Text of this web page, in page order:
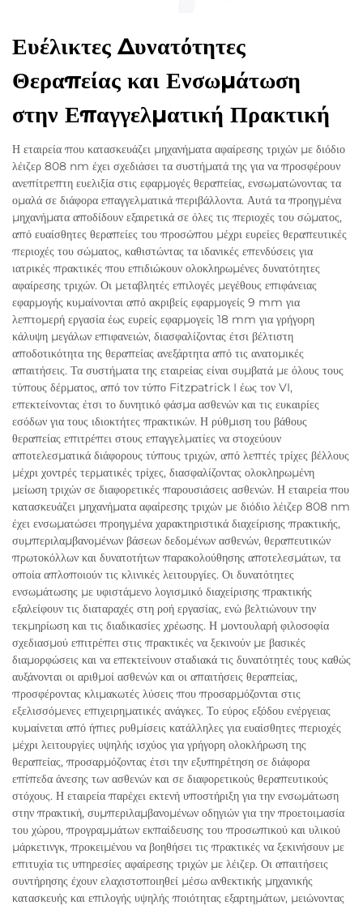
Ευέλικτες Δυνατότητες
Θεραπείας και Ενσωμάτωση
στην Επαγγελματική Πρακτική
Η εταιρεία που κατασκευάζει μηχανήματα αφαίρεσης τριχών με διόδιο
λέιζερ 808 nm έχει σχεδιάσει τα συστήματά της για να προσφέρουν
ανεπίτρεπτη ευελιξία στις εφαρμογές θεραπείας, ενσωματώνοντας τα
ομαλά σε διάφορα επαγγελματικά περιβάλλοντα. Αυτά τα προηγμένα
μηχανήματα αποδίδουν εξαιρετικά σε όλες τις περιοχές του σώματος,
από ευαίσθητες θεραπείες του προσώπου μέχρι ευρείες θεραπευτικές
περιοχές του σώματος, καθιστώντας τα ιδανικές επενδύσεις για
ιατρικές πρακτικές που επιδιώκουν ολοκληρωμένες δυνατότητες
αφαίρεσης τριχών. Οι μεταβλητές επιλογές μεγέθους επιφάνειας
εφαρμογής κυμαίνονται από ακριβείς εφαρμογείς 9 mm για
λεπτομερή εργασία έως ευρείς εφαρμογείς 18 mm για γρήγορη
κάλυψη μεγάλων επιφανειών, διασφαλίζοντας έτσι βέλτιστη
αποδοτικότητα της θεραπείας ανεξάρτητα από τις ανατομικές
απαιτήσεις. Τα συστήματα της εταιρείας είναι συμβατά με όλους τους
τύπους δέρματος, από τον τύπο Fitzpatrick I έως τον VI,
επεκτείνοντας έτσι το δυνητικό φάσμα ασθενών και τις ευκαιρίες
εσόδων για τους ιδιοκτήτες πρακτικών. Η ρύθμιση του βάθους
θεραπείας επιτρέπει στους επαγγελματίες να στοχεύουν
αποτελεσματικά διάφορους τύπους τριχών, από λεπτές τρίχες βέλλους
μέχρι χοντρές τερματικές τρίχες, διασφαλίζοντας ολοκληρωμένη
μείωση τριχών σε διαφορετικές παρουσιάσεις ασθενών. Η εταιρεία που
κατασκευάζει μηχανήματα αφαίρεσης τριχών με διόδιο λέιζερ 808 nm
έχει ενσωματώσει προηγμένα χαρακτηριστικά διαχείρισης πρακτικής,
συμπεριλαμβανομένων βάσεων δεδομένων ασθενών, θεραπευτικών
πρωτοκόλλων και δυνατοτήτων παρακολούθησης αποτελεσμάτων, τα
οποία απλοποιούν τις κλινικές λειτουργίες. Οι δυνατότητες
ενσωμάτωσης με υφιστάμενο λογισμικό διαχείρισης πρακτικής
εξαλείφουν τις διαταραχές στη ροή εργασίας, ενώ βελτιώνουν την
τεκμηρίωση και τις διαδικασίες χρέωσης. Η μοντουλαρή φιλοσοφία
σχεδιασμού επιτρέπει στις πρακτικές να ξεκινούν με βασικές
διαμορφώσεις και να επεκτείνουν σταδιακά τις δυνατότητές τους καθώς
αυξάνονται οι αριθμοί ασθενών και οι απαιτήσεις θεραπείας,
προσφέροντας κλιμακωτές λύσεις που προσαρμόζονται στις
εξελισσόμενες επιχειρηματικές ανάγκες. Το εύρος εξόδου ενέργειας
κυμαίνεται από ήπιες ρυθμίσεις κατάλληλες για ευαίσθητες περιοχές
μέχρι λειτουργίες υψηλής ισχύος για γρήγορη ολοκλήρωση της
θεραπείας, προσαρμόζοντας έτσι την εξυπηρέτηση σε διάφορα
επίπεδα άνεσης των ασθενών και σε διαφορετικούς θεραπευτικούς
στόχους. Η εταιρεία παρέχει εκτενή υποστήριξη για την ενσωμάτωση
στην πρακτική, συμπεριλαμβανομένων οδηγιών για την προετοιμασία
του χώρου, προγραμμάτων εκπαίδευσης του προσωπικού και υλικού
μάρκετινγκ, προκειμένου να βοηθήσει τις πρακτικές να ξεκινήσουν με
επιτυχία τις υπηρεσίες αφαίρεσης τριχών με λέιζερ. Οι απαιτήσεις
συντήρησης έχουν ελαχιστοποιηθεί μέσω ανθεκτικής μηχανικής
κατασκευής και επιλογής υψηλής ποιότητας εξαρτημάτων, μειώνοντας